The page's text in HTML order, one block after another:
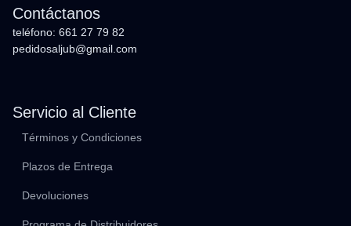
Contáctanos
teléfono: 661 27 79 82
pedidosaljub@gmail.com
Servicio al Cliente
Términos y Condiciones
Plazos de Entrega
Devoluciones